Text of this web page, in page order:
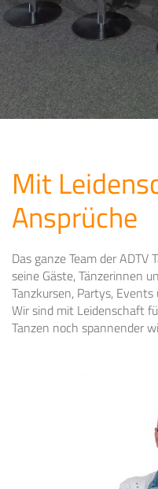
Mit
Ansprüche
Das ganze Team der ADTV
seine Gäste, Tänzerinnen
Tanzkursen, Partys,
Wir sind mit Leidenschaft
Tanzen noch spannender